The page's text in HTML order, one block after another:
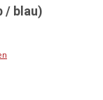
/ blau)